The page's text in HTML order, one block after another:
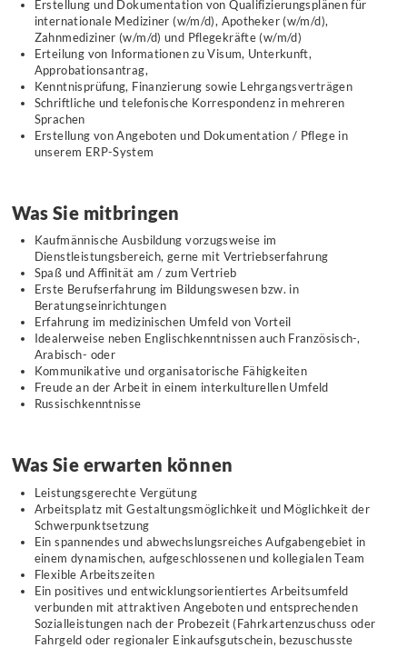
Erstellung und Dokumentation von Qualifizierungsplänen für
internationale Mediziner (w/m/d), Apotheker (w/m/d),
Zahnmediziner (w/m/d) und Pflegekräfte (w/m/d)
Erteilung von Informationen zu Visum, Unterkunft,
Approbationsantrag,
Kenntnisprüfung, Finanzierung sowie Lehrgangsverträgen
Schriftliche und telefonische Korrespondenz in mehreren
Sprachen
Erstellung von Angeboten und Dokumentation / Pflege in
unserem ERP-System
Was Sie mitbringen
Kaufmännische Ausbildung vorzugsweise im
Dienstleistungsbereich, gerne mit Vertriebserfahrung
Spaß und Affinität am / zum Vertrieb
Erste Berufserfahrung im Bildungswesen bzw. in
Beratungseinrichtungen
Erfahrung im medizinischen Umfeld von Vorteil
Idealerweise neben Englischkenntnissen auch Französisch-,
Arabisch- oder
Kommunikative und organisatorische Fähigkeiten
Freude an der Arbeit in einem interkulturellen Umfeld
Russischkenntnisse
Was Sie erwarten können
Leistungsgerechte Vergütung
Arbeitsplatz mit Gestaltungsmöglichkeit und Möglichkeit der
Schwerpunktsetzung
Ein spannendes und abwechslungsreiches Aufgabengebiet in
einem dynamischen, aufgeschlossenen und kollegialen Team
Flexible Arbeitszeiten
Ein positives und entwicklungsorientiertes Arbeitsumfeld
verbunden mit attraktiven Angeboten und entsprechenden
Sozialleistungen nach der Probezeit (Fahrkartenzuschuss oder
Fahrgeld oder regionaler Einkaufsgutschein, bezuschusste